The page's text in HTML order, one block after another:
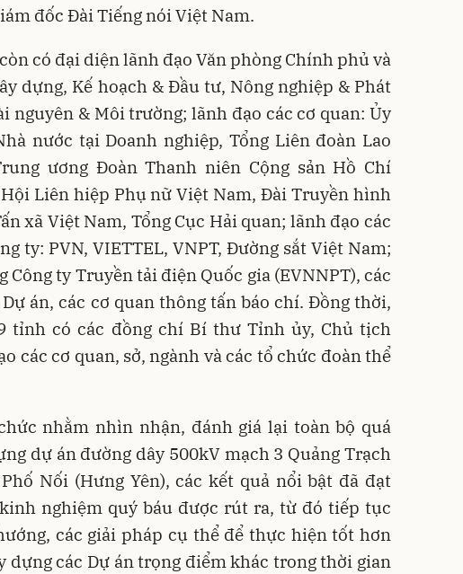
đốc Đài Tiếng nói Việt Nam.
có đại diện lãnh đạo Văn phòng Chính phủ và
dựng, Kế hoạch & Đầu tư, Nông nghiệp & Phát
nguyên & Môi trường; lãnh đạo các cơ quan: Ủy
nước tại Doanh nghiệp, Tổng Liên đoàn Lao
ương Đoàn Thanh niên Cộng sản Hồ Chí
Liên hiệp Phụ nữ Việt Nam, Đài Truyền hình
xã Việt Nam, Tổng Cục Hải quan; lãnh đạo các
ty: PVN, VIETTEL, VNPT, Đường sắt Việt Nam;
Công ty Truyền tải điện Quốc gia (EVNNPT), các
án, các cơ quan thông tấn báo chí. Đồng thời,
tỉnh có các đồng chí Bí thư Tỉnh ủy, Chủ tịch
các cơ quan, sở, ngành và các tổ chức đoàn thể
nhằm nhìn nhận, đánh giá lại toàn bộ quá
dự án đường dây 500kV mạch 3 Quảng Trạch
Nối (Hưng Yên), các kết quả nổi bật đã đạt
nghiệm quý báu được rút ra, từ đó tiếp tục
các giải pháp cụ thể để thực hiện tốt hơn
dựng các Dự án trọng điểm khác trong thời gian